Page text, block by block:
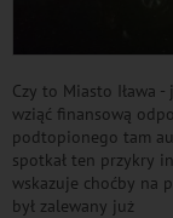
Czy to Miasto Iława
wziąć finansową
podtopionego tam
spotkał ten przykry
wskazuje choćby na
był zalewany już